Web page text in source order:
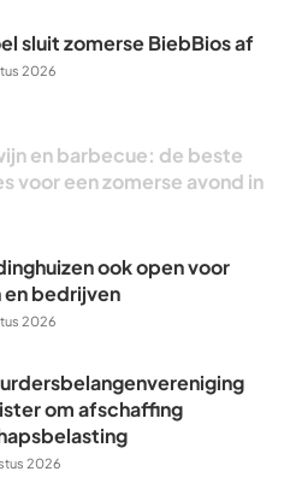
sluit zomerse BiebBios af
2026
en barbecue: de beste
voor een zomerse avond in
ook open voor
bedrijven
2026
om afschaffing
2026